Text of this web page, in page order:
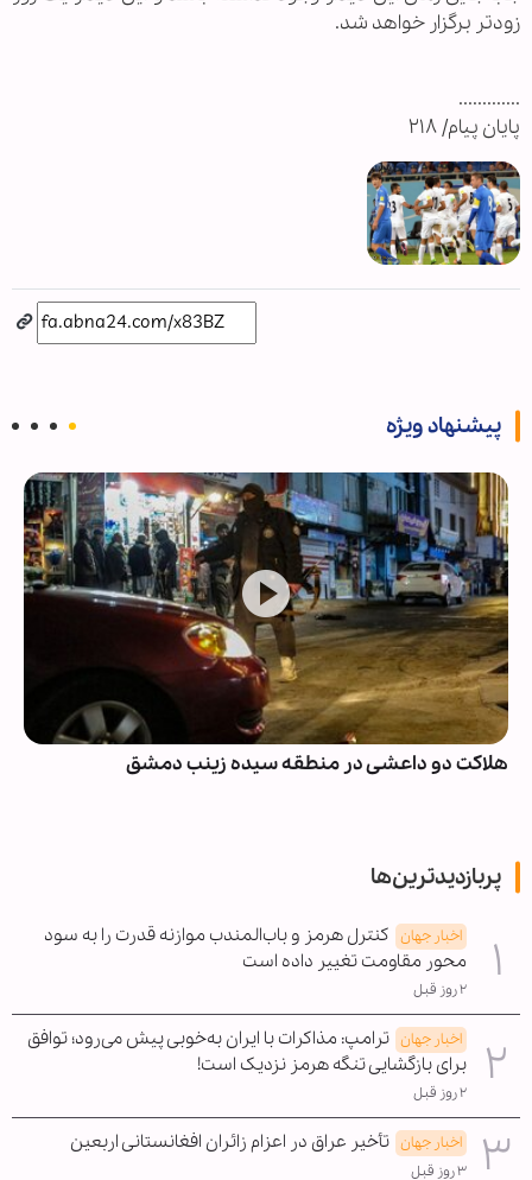
زودتر برگزار خواهد شد.
.............
پایان پیام/ ۲۱۸
پیشنهاد ویژه
هلاکت دو داعشی در منطقه سیده زینب دمشق
پربازدیدترین‌ها
اخبار جهان کنترل هرمز و باب‌المندب موازنه قدرت را به سود
محور مقاومت تغییر داده است
۲ روز قبل
اخبار جهان ترامپ: مذاکرات با ایران به‌خوبی پیش می‌رود؛ توافق
برای بازگشایی تنگه هرمز نزدیک است!
۲ روز قبل
اخبار جهان تأخیر عراق در اعزام زائران افغانستانی اربعین
۳ روز قبل